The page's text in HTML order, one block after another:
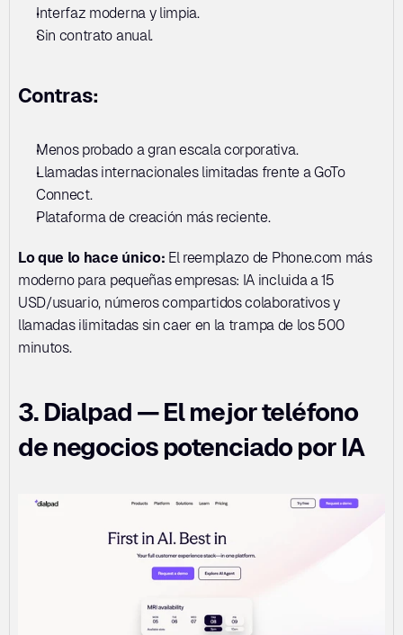
Interfaz moderna y limpia.
Sin contrato anual.
Contras:
Menos probado a gran escala corporativa.
Llamadas internacionales limitadas frente a GoTo
Connect.
Plataforma de creación más reciente.
Lo que lo hace único: El reemplazo de Phone.com más
moderno para pequeñas empresas: IA incluida a 15
USD/usuario, números compartidos colaborativos y
llamadas ilimitadas sin caer en la trampa de los 500
minutos.
3. Dialpad — El mejor teléfono
de negocios potenciado por IA